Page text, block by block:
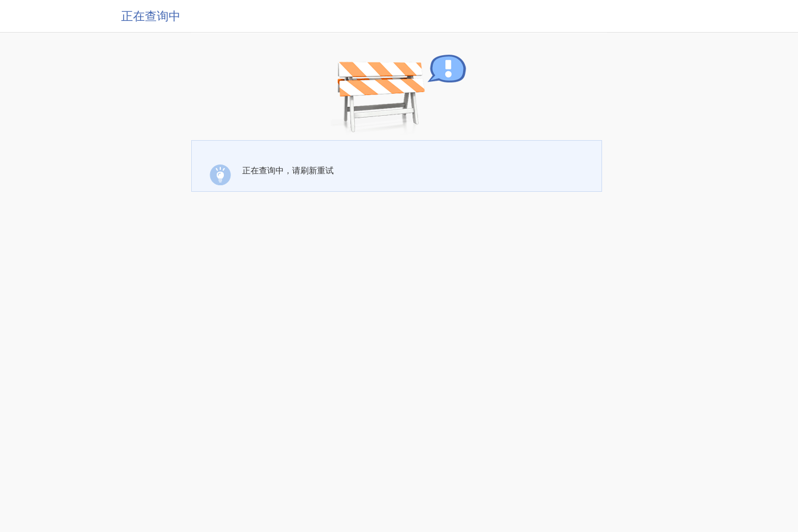
正在查询中
正在查询中，请刷新重试